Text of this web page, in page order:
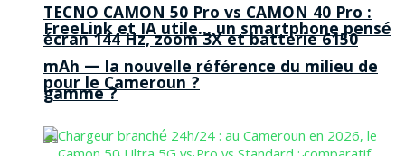
FreeLink et IA utile… un smartphone pensé
pour le Cameroun ?
TECNO CAMON 50 Pro vs CAMON 40 Pro :
écran 144 Hz, zoom 3X et batterie 6150
mAh — la nouvelle référence du milieu de
gamme ?